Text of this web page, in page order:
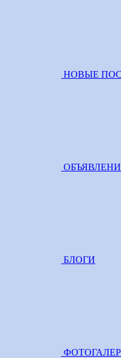
НОВЫЕ
БЛОГИ